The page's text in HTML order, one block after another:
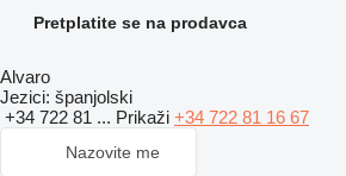
Pretplatite se na prodavca
Alvaro
Jezici: španjolski
+34 722 81 ... Prikaži +34 722 81 16 67
Nazovite me